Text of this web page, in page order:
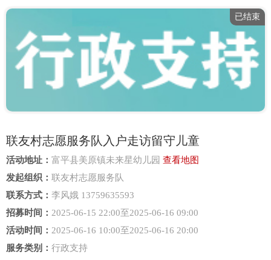
已结束
联友村志愿服务队入户走访留守儿童
活动地址： 富平县美原镇未来星幼儿园 查看地图
发起组织： 联友村志愿服务队
联系方式： 李风娥 13759635593
招募时间： 2025-06-15 22:00至2025-06-16 09:00
活动时间： 2025-06-16 10:00至2025-06-16 20:00
服务类别： 行政支持